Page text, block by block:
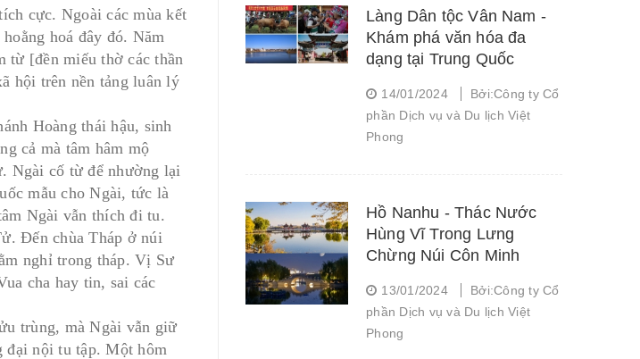
cực. Ngoài các mùa kết
hoá đây đó. Năm
từ [đền miếu thờ các thần
hội trên nền tảng luân lý
Hoàng thái hậu, sinh
cả mà tâm hâm mộ
Ngài cố từ để nhường lại
mẫu cho Ngài, tức là
Ngài vẫn thích đi tu.
Ðến chùa Tháp ở núi
nghỉ trong tháp. Vị Sư
cha hay tin, sai các
trùng, mà Ngài vẫn giữ
đại nội tu tập. Một hôm
Làng Dân tộc Vân Nam -
Khám phá văn hóa đa
dạng tại Trung Quốc
14/01/2024
Bởi:Công ty Cổ
phần Dịch vụ và Du lịch Việt
Phong
Hồ Nanhu - Thác Nước
Hùng Vĩ Trong Lưng
Chừng Núi Côn Minh
13/01/2024
Bởi:Công ty Cổ
phần Dịch vụ và Du lịch Việt
Phong